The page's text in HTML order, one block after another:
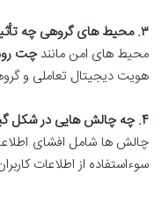
۳. محیط های گروهی چه تأثیری دارند؟
محیط های امن مانندچت
هویت دیجیتال تعاملی و
۴. چه چالش هایی در شکل گیری هویت دیجیتال وجود دارد؟
چالش ها شامل افشای
سوءاستفاده از اطلاعات